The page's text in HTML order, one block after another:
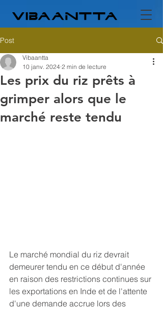
Post
Les prix du riz prêts à
grimper alors que le
marché reste tendu
Vibaantta
10 janv. 2024 2 min de lecture
Le marché mondial du riz devrait
demeurer tendu en ce début d'année
en raison des restrictions continues sur
les exportations en Inde et de l'attente
d'une demande accrue lors des